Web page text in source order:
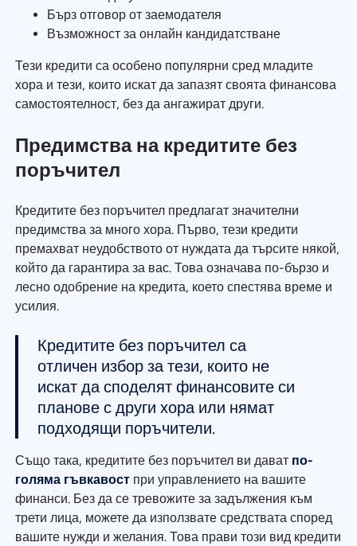
Бърз отговор от заемодателя
Възможност за онлайн кандидатстване
Тези кредити са особено популярни сред младите
хора и тези, които искат да запазят своята финансова
самостоятелност, без да ангажират други.
Предимства на кредитите без
поръчител
Кредитите без поръчител предлагат значителни
предимства за много хора. Първо, тези кредити
премахват неудобството от нуждата да търсите някой,
който да гарантира за вас. Това означава по-бързо и
лесно одобрение на кредита, което спестява време и
усилия.
Кредитите без поръчител са
отличен избор за тези, които не
искат да споделят финансовите си
планове с други хора или нямат
подходящи поръчители.
Също така, кредитите без поръчител ви дават по-
голяма гъвкавост при управлението на вашите
финанси. Без да се тревожите за задължения към
трети лица, можете да използвате средствата според
вашите нужди и желания. Това прави този вид кредити